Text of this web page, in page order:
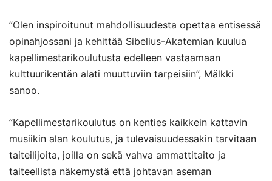
”Olen inspiroitunut mahdollisuudesta opettaa entisessä
opinahjossani ja kehittää Sibelius-Akatemian kuulua
kapellimestarikoulutusta edelleen vastaamaan
kulttuurikentän alati muuttuviin tarpeisiin”, Mälkki
sanoo.
”Kapellimestarikoulutus on kenties kaikkein kattavin
musiikin alan koulutus, ja tulevaisuudessakin tarvitaan
taiteilijoita, joilla on sekä vahva ammattitaito ja
taiteellista näkemystä että johtavan aseman